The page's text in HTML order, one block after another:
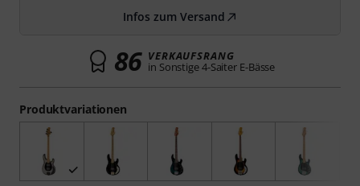
Produktvariationen
Infos zum Versand
86 VERKAUFSRANG
in Sonstige 4-Saiter E-Bässe